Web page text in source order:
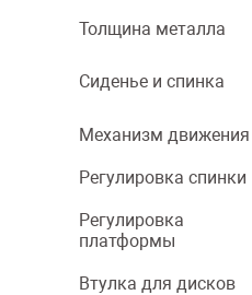
Толщина металла
Сиденье и спинка
Механизм движения
Регулировка спинки
Регулировка
платформы
Втулка для дисков